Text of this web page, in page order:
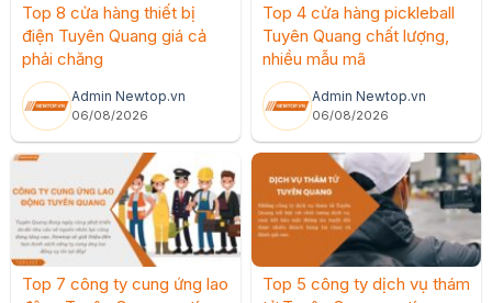
Top 8 cửa hàng thiết bị
điện Tuyên Quang giá cả
phải chăng
Admin Newtop.vn
06/08/2026
Top 4 cửa hàng pickleball
Tuyên Quang chất lượng,
nhiều mẫu mã
Admin Newtop.vn
06/08/2026
Top 7 công ty cung ứng lao
Top 5 công ty dịch vụ thám